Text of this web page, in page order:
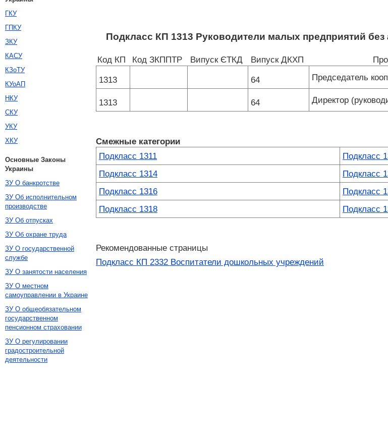
Подкласс КП 1313 Руководители малых предприятий без
Код КП Код ЗКППТР Випуск ЄТКД Випуск ДКХП
1313
64 Председатель
1313 64 Директор
Смежные категории
Подкласс 1311
Подкласс
Подкласс 1314
Подкласс
Подкласс 1316
Подкласс
Подкласс 1318
Подкласс
Рекомендованные страницы
Подкласс КП 2332 Воспитатели дошкольных учреждений
ГКУ
ГПКУ
ЗКУ
КАСУ
КЗоТУ
КУоАП
НКУ
СКУ
УКУ
ХКУ
Основные Законы
Украины
ЗУ О банкротстве
ЗУ Об исполнительном
производстве
ЗУ Об отпусках
ЗУ Об охране труда
ЗУ О государственной
службе
ЗУ О занятости населения
ЗУ О местном
самоуправлении в Украине
ЗУ О общеобязательном
государственном
пенсионном страховании
ЗУ О регулировании
градостроительной
деятельности